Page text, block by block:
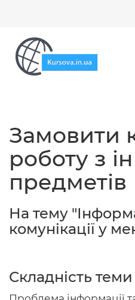
Замовити
роботу з
предметів
На тему
комунікації у
Складність теми